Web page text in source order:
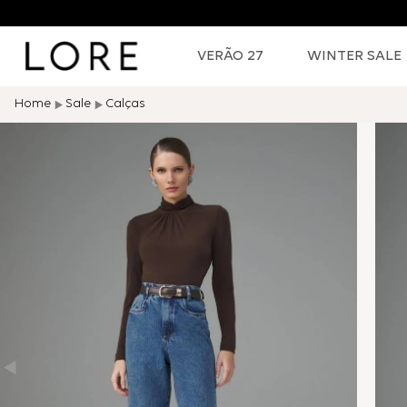
VERÃO 27 WINTER SALE
Sale Calças